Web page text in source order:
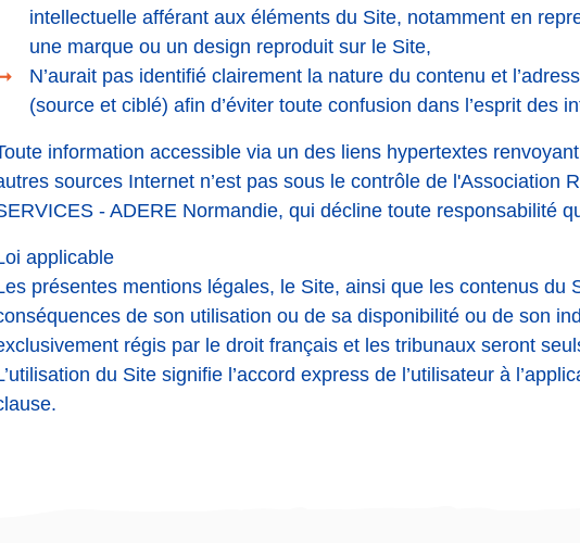
intellectuelle afférant aux éléments du Site, notamment en
une marque ou un design reproduit sur le Site,
N’aurait pas identifié clairement la nature du contenu et
(source et ciblé) afin d’éviter toute confusion dans l’esprit des
information accessible via un des liens hypertextes
sources Internet n’est pas sous le contrôle de l'Association
- ADERE Normandie, qui décline toute responsabilité
applicable
présentes mentions légales, le Site, ainsi que les contenus du
de son utilisation ou de sa disponibilité ou de son
régis par le droit français et les tribunaux seront
du Site signifie l’accord express de l’utilisateur à